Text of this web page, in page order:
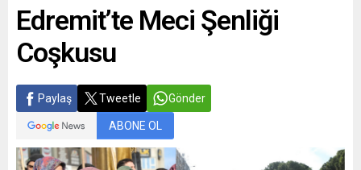
Edremit’te Meci Şenliği
Coşkusu
Paylaş Tweetle Gönder
ABONE OL